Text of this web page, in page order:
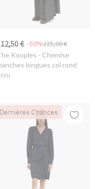
€ 225,00 €
-50%
Kooples - Chemise
longues col rond
Dernières Chances